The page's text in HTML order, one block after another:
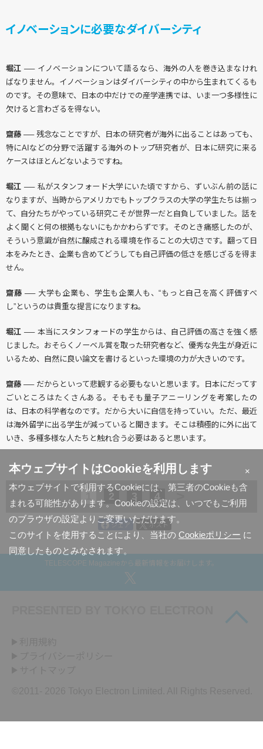
本ウェブサイトはCookieを利用します
×
本ウェブサイトで利用するCookieには、第三者のCookieも含
まれる可能性があります。Cookieの設定は、いつでもご利用
のブラウザの設定よりご変更いただけます。
このサイトを使用することにより、当社の Cookieポリシー に
同意したものとみなされます。
イノベーションに必要なダイバーシティ
堀江 ── イノベーションについて語るなら、海外の人を巻き込まなけれ
ばなりません。イノベーションはダイバーシティの中から生まれてくるも
のです。その意味で、日本の中だけでの産学連携では、いま一つ多様性に
欠けると言わざるを得ない。
齋藤 ──残念なことですが、日本の研究者が海外に出ることはあっても、
特にAIなどの分野で活躍する海外のトップ研究者が、日本に研究に来る
ケースはほとんどないようですね。
堀江 ── 私がスタンフォード大学にいた頃ですから、ずいぶん前の話に
なりますが、当時からアメリカでもトップクラスの大学の学生たちは揃っ
て、自分たちがやっている研究こそが世界一だと自負していました。話を
よく聞くと何の根拠もないにもかかわらずです。そのとき痛感したのが、
そういう意識が自然に醸成される環境を作ることの大切さです。翻って日
本をみたとき、企業も含めてどうしても自己評価の低さを感じざるを得ま
せん。
齋藤 ── 大学も企業も、学生も企業人も、“もっと自己を高く評価すべ
し”というのは貴重な提言になりますね。
堀江 ── 本当にスタンフォードの学生からは、自己評価の高さを強く感
じました。おそらくノーベル賞を取った研究者など、優秀な先生が身近に
いるため、自然に良い論文を書けるといった環境の力が大きいのです。
齋藤 ── だからといって悲観する必要もないと思います。日本にだってす
ごいところはたくさんある。そもそも量子アニーリングを考案したの
は、日本の科学者なのです。だから大いに自信を持っていい。ただ、最近
は海外留学に出る学生が減っていると聞きます。そこは積極的に外に出て
いき、多種多様な人たちと触れ合う必要はあると思います。
2 3 4 >
シェア ポスト
TELESCOPE Magazineから最新情報をお届けします。